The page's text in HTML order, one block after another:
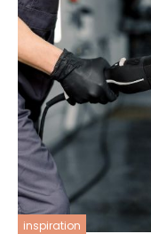
inspiration